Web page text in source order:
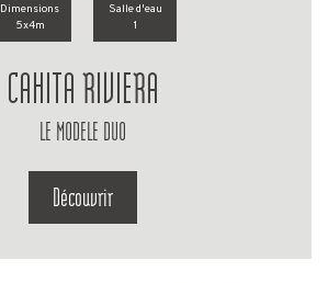
Dimensions
5x4m
Salle d'eau
1
CAHITA RIVIERA
LE MODELE DUO
Découvrir